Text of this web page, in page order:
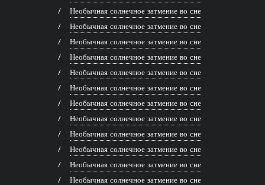
Необычная солнечное затмение во сне
Необычная солнечное затмение во сне
Необычная солнечное затмение во сне
Необычная солнечное затмение во сне
Необычная солнечное затмение во сне
Необычная солнечное затмение во сне
Необычная солнечное затмение во сне
Необычная солнечное затмение во сне
Необычная солнечное затмение во сне
Необычная солнечное затмение во сне
Необычная солнечное затмение во сне
Необычная солнечное затмение во сне